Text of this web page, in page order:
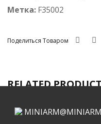
WELDED
HOLES
Метка: F35002
Поделиться Товаром
RELATED